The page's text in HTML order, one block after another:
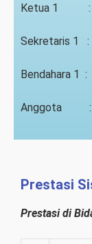
Ketua 1 :
Sekretaris 1 :
Bendahara 1 :
Anggota :
Prestasi
Prestasi di